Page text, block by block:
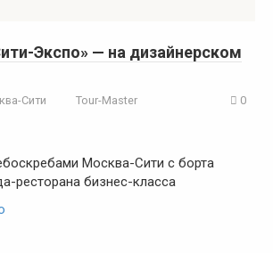
Экспо» — на дизайнерском
Сити Tour-Master 0
Москва-Сити с борта
ресторана бизнес-класса